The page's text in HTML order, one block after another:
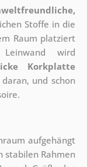
Stoffe in die
Raum platziert
wird
Korkplatte
und schon
aufgehängt
stabilen Rahmen